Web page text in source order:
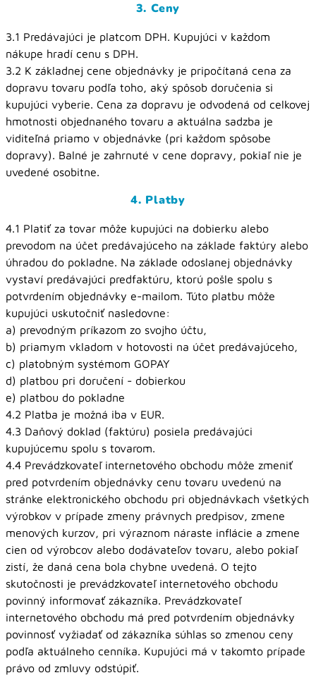
3. Ceny
3.1 Predávajúci je platcom DPH. Kupujúci v každom
nákupe hradí cenu s DPH.
3.2 K základnej cene objednávky je pripočítaná cena za
dopravu tovaru podľa toho, aký spôsob doručenia si
kupujúci vyberie. Cena za dopravu je odvodená od celkovej
hmotnosti objednaného tovaru a aktuálna sadzba je
viditeľná priamo v objednávke (pri každom spôsobe
dopravy). Balné je zahrnuté v cene dopravy, pokiaľ nie je
uvedené osobitne.
4. Platby
4.1 Platiť za tovar môže kupujúci na dobierku alebo
prevodom na účet predávajúceho na základe faktúry alebo
úhradou do pokladne. Na základe odoslanej objednávky
vystaví predávajúci predfaktúru, ktorú pošle spolu s
potvrdením objednávky e-mailom. Túto platbu môže
kupujúci uskutočniť nasledovne:
a) prevodným príkazom zo svojho účtu,
b) priamym vkladom v hotovosti na účet predávajúceho,
c) platobným systémom GOPAY
d) platbou pri doručení - dobierkou
e) platbou do pokladne
4.2 Platba je možná iba v EUR.
4.3 Daňový doklad (faktúru) posiela predávajúci
kupujúcemu spolu s tovarom.
4.4 Prevádzkovateľ internetového obchodu môže zmeniť
pred potvrdením objednávky cenu tovaru uvedenú na
stránke elektronického obchodu pri objednávkach všetkých
výrobkov v prípade zmeny právnych predpisov, zmene
menových kurzov, pri výraznom náraste inflácie a zmene
cien od výrobcov alebo dodávateľov tovaru, alebo pokiaľ
zistí, že daná cena bola chybne uvedená. O tejto
skutočnosti je prevádzkovateľ internetového obchodu
povinný informovať zákazníka. Prevádzkovateľ
internetového obchodu má pred potvrdením objednávky
povinnosť vyžiadať od zákazníka súhlas so zmenou ceny
podľa aktuálneho cenníka. Kupujúci má v takomto prípade
právo od zmluvy odstúpiť.